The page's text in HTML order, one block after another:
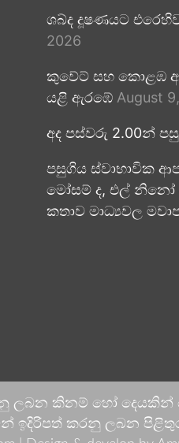
ශබ්ද දූෂණයට
2026
කුවේට් සහ කොළඹ
යළි ඇරඹේ August
අද පස්වරු 2.00න් පසු
පසුගිය ස්වාභාවික
මෝසම් ද, එල් නිනෝ
කතාව මාධ්‍යවල
ලබන කිනම් හෝ
කරනු ලබන පිළිතුරු